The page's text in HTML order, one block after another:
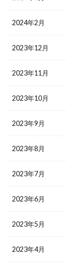
2024年2月
2023年12月
2023年11月
2023年10月
2023年9月
2023年8月
2023年7月
2023年6月
2023年5月
2023年4月